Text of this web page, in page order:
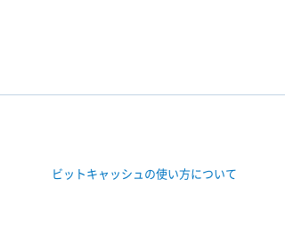
ビットキャッシュの使い方について